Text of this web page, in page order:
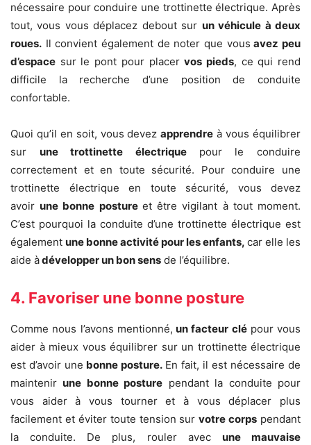
nécessaire pour conduire une trottinette électrique. Après
tout, vous vous déplacez debout sur un véhicule à deux
roues. Il convient également de noter que vous avez peu
d’espace sur le pont pour placervos pieds, ce qui rend
difficile la recherche d’une position de conduite
confortable.
Quoi qu’il en soit, vous devezapprendre à vous équilibrer
sur une trottinette électrique pour le conduire
correctement et en toute sécurité. Pour conduire une
trottinette électrique en toute sécurité, vous devez
avoirune bonne posture et être vigilant à tout moment.
C’est pourquoi la conduite d’une trottinette électrique est
également une bonne activité pour les enfants, car elle les
aide àdévelopper un bon sens de l’équilibre.
4. Favoriser une bonne posture
Comme nous l’avons mentionné, un facteur clépour vous
aider à mieux vous équilibrer sur un trottinette électrique
est d’avoir une bonne posture. En fait, il est nécessaire de
maintenirune bonne posture pendant la conduite pour
vous aider à vous tourner et à vous déplacer plus
facilement et éviter toute tension survotre corps pendant
la conduite. De plus, rouler avec une mauvaise